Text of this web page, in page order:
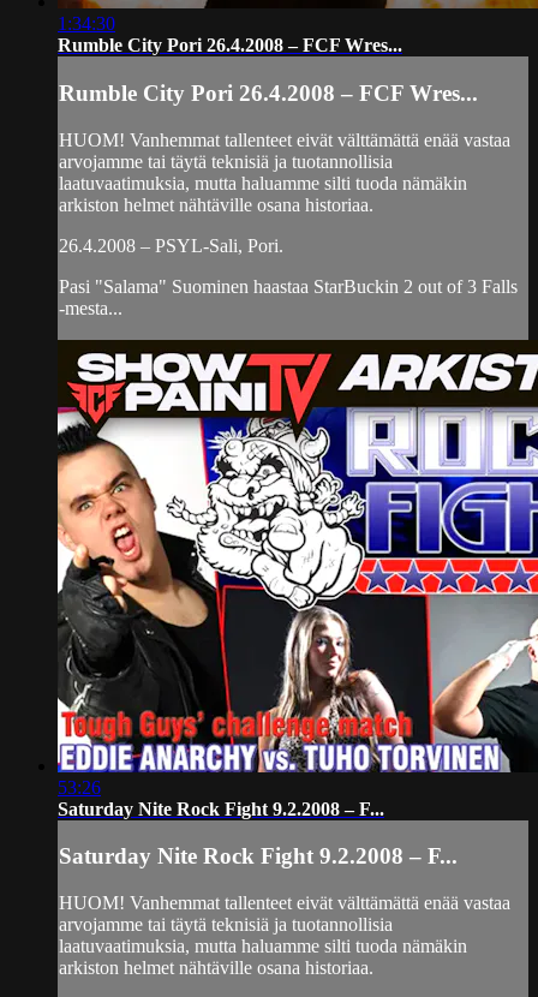
1:34:30
Rumble City Pori 26.4.2008 – FCF Wres...
Rumble City Pori 26.4.2008 – FCF Wres...
HUOM! Vanhemmat tallenteet eivät välttämättä enää vastaa
arvojamme tai täytä teknisiä ja tuotannollisia
laatuvaatimuksia, mutta haluamme silti tuoda nämäkin
arkiston helmet nähtäville osana historiaa.
26.4.2008 – PSYL-Sali, Pori.
Pasi "Salama" Suominen haastaa StarBuckin 2 out of 3 Falls
-mesta...
53:26
Saturday Nite Rock Fight 9.2.2008 – F...
Saturday Nite Rock Fight 9.2.2008 – F...
HUOM! Vanhemmat tallenteet eivät välttämättä enää vastaa
arvojamme tai täytä teknisiä ja tuotannollisia
laatuvaatimuksia, mutta haluamme silti tuoda nämäkin
arkiston helmet nähtäville osana historiaa.